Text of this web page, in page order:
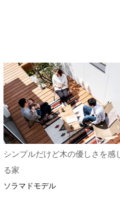
シンプルだけど木の優しさを感
る家
ソラマドモデル